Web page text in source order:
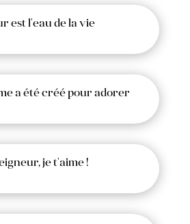
est l'eau de la vie
a été créé pour adorer
je t'aime !